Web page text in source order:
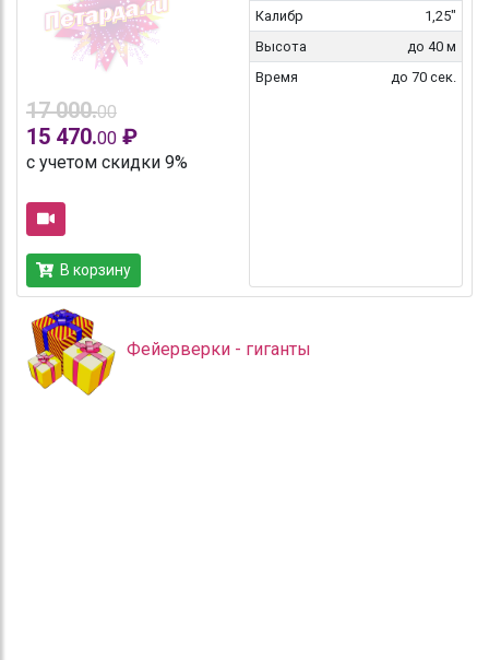
17 000.00
15 470.00 ₽
с учетом скидки 9%
В корзину
Калибр
1,25"
Высота
до 40 м
Время
до 70 сек.
Фейерверки - гиганты